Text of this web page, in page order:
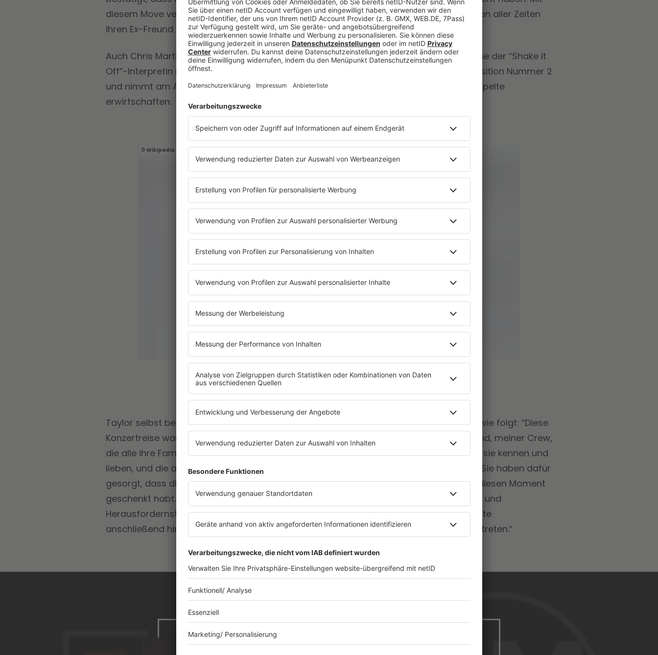
diesem Move verfrachtete Swift im gesamten Ranking der erfolgreichsten Konzertreisen aller Zeiten
ihren Ex-Freund Harry Styles und dessen “Love On”-Tour auf Platz 6.
Auch Chris Martin kann mit seiner anhaltenden “Music of the Spheres World Tour "-Reihe der “Shake It
Off”-Interpretin nicht das Wasser reichen. Seine Gruppe Coldplay befindet sich auf Position Nummer 2
und nimmt am Abend circa 6,5 Millionen Dollar ein. Im Vergleich konnte Taylor das Doppelte
erwirtschaften:
Wikipedia
Taylor selbst bedankte sich bei allen Fans, welche Teil der “The Eras”-Tournee waren, wie folgt: “Diese
Konzertreise war das Abenteuer meines Lebens und ich spreche im Namen meiner Band, meiner Crew,
die alle ihre Familien verlassen haben und Zeit fernab von allem verbracht haben, was sie kennen und
lieben, und die aufgetreten sind, als sie krank waren, als in ihrem Leben etwas los war. Sie haben dafür
gesorgt, dass diese Show für euch stattfand. Wir werden nie vergessen, dass ihr uns diesen Moment
geschenkt habt. […] Es war das Aufregendste, Mächtigste, Elektrisierendste, Intensivste und
Herausfordernste, was ich in meinem Leben je gemacht habe“, schwärmte sie und fügte
anschließend hinzu: “Wir durften auf dieser Tour vor über zehn Millionen Menschen auftreten.“